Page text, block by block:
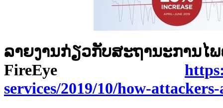
ລາຍ​ງານ​ກ່ຽວກັບ​ສະຖານະການ​
FireEye
services/2019/10/how-